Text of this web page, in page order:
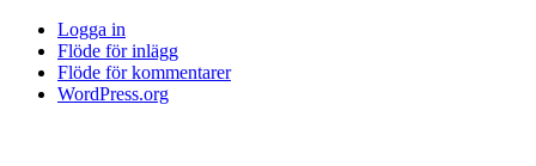
Logga in
Flöde för inlägg
Flöde för kommentarer
WordPress.org